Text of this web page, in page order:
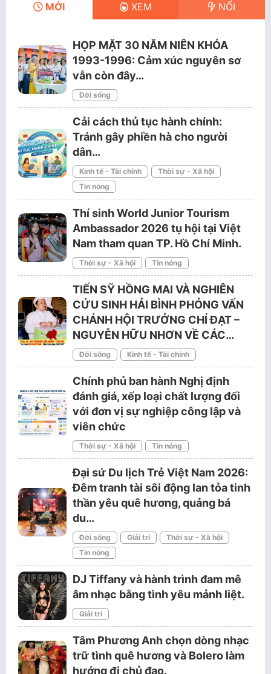
MỚI XEM NỔI
HỌP MẶT 30 NĂM NIÊN KHÓA
1993-1996: Cảm xúc nguyên sơ
vẫn còn đây…
Đời sống
Cải cách thủ tục hành chính:
Tránh gây phiền hà cho người
dân…
Kinh tế - Tài chính
Thời sự - Xã hội
Tin nóng
Thí sinh World Junior Tourism
Ambassador 2026 tụ hội tại Việt
Nam tham quan TP. Hồ Chí Minh.
Thời sự - Xã hội Tin nóng
TIẾN SỸ HỒNG MAI VÀ NGHIÊN
CỨU SINH HẢI BÌNH PHỎNG VẤN
CHÁNH HỘI TRƯỞNG CHÍ ĐẠT –
NGUYỄN HỮU NHƠN VỀ CÁC…
Đời sống Kinh tế - Tài chính
Chính phủ ban hành Nghị định
đánh giá, xếp loại chất lượng đối
với đơn vị sự nghiệp công lập và
viên chức
Thời sự - Xã hội Tin nóng
Đại sứ Du lịch Trẻ Việt Nam 2026:
Đêm tranh tài sôi động lan tỏa tinh
thần yêu quê hương, quảng bá
du…
Đời sống Giải trí
Thời sự - Xã hội
Tin nóng
DJ Tiffany và hành trình đam mê
âm nhạc bằng tình yêu mảnh liệt.
Giải trí
Tâm Phương Anh chọn dòng nhạc
trữ tình quê hương và Bolero làm
hướng đi chủ đạo.